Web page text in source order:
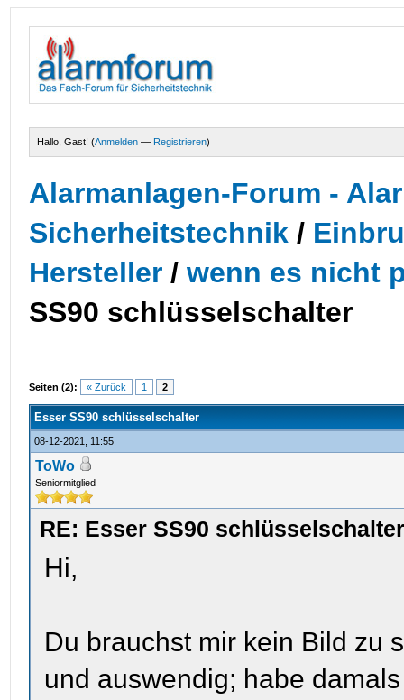
Hallo, Gast! (Anmelden — Registrieren)
Alarmanlagen-Forum -
Sicherheitstechnik /
Hersteller/wenn es nicht
SS90 schlüsselschalter
Seiten (2): « Zurück 1 2
Esser SS90 schlüsselschalter
08-12-2021, 11:55
ToWo
Seniormitglied
RE: Esser SS90
Hi,
Du brauchst mir kein Bild zu
und auswendig; habe